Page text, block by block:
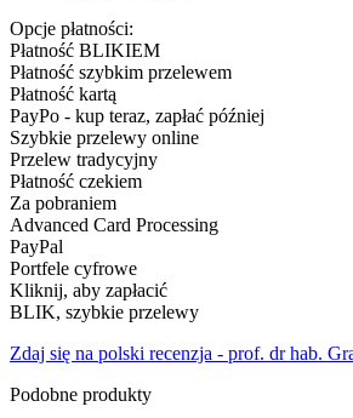
Opcje płatności:
Płatność BLIKIEM
Płatność szybkim przelewem
Płatność kartą
PayPo - kup teraz, zapłać później
Szybkie przelewy online
Przelew tradycyjny
Płatność czekiem
Za pobraniem
Advanced Card Processing
PayPal
Portfele cyfrowe
Kliknij, aby zapłacić
BLIK, szybkie przelewy
Zdaj się na polski recenzja - prof. dr hab.
Podobne produkty